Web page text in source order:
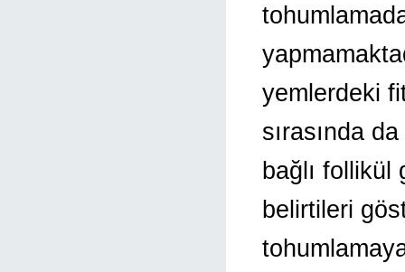
yemlerdeki
sırasında
bağlı follikül
belirtileri